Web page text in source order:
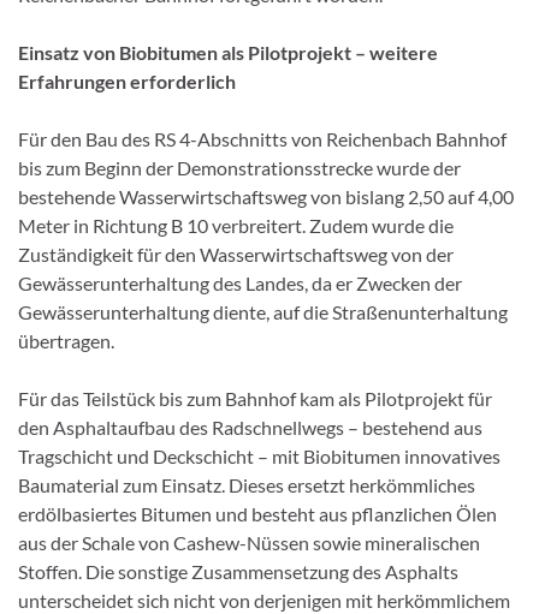
Einsatz von Biobitumen als Pilotprojekt – weitere
Erfahrungen erforderlich
Für den Bau des RS 4-Abschnitts von Reichenbach Bahnhof
bis zum Beginn der Demonstrationsstrecke wurde der
bestehende Wasserwirtschaftsweg von bislang 2,50 auf 4,00
Meter in Richtung B 10 verbreitert. Zudem wurde die
Zuständigkeit für den Wasserwirtschaftsweg von der
Gewässerunterhaltung des Landes, da er Zwecken der
Gewässerunterhaltung diente, auf die Straßenunterhaltung
übertragen.
Für das Teilstück bis zum Bahnhof kam als Pilotprojekt für
den Asphaltaufbau des Radschnellwegs – bestehend aus
Tragschicht und Deckschicht – mit Biobitumen innovatives
Baumaterial zum Einsatz. Dieses ersetzt herkömmliches
erdölbasiertes Bitumen und besteht aus pflanzlichen Ölen
aus der Schale von Cashew-Nüssen sowie mineralischen
Stoffen. Die sonstige Zusammensetzung des Asphalts
unterscheidet sich nicht von derjenigen mit herkömmlichem